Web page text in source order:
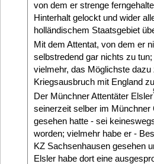
von dem er strenge
Hinterhalt gelockt und wider
holländischem Staatsgebiet
Mit dem Attentat, von dem er
selbstredend gar nichts zu
vielmehr, das Möglichste dazu
Kriegsausbruch mit England
Der Münchner Attentäter Elsler
seinerzeit selber im Münchner
gesehen hatte - sei
worden; vielmehr habe er -
KZ Sachsenhausen gesehen
Elsler habe dort eine